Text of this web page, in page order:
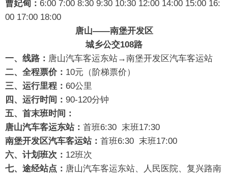
曹妃甸： 6:00 7:00 8:30 9:30 10:30 12:00 14:00 15:00 16:
00 17:00 18:00
唐山——南堡开发区
城乡公交108路
一、线路： 唐山汽车客运东站→南堡开发区汽车客运站
二、全程票价： 10元（阶梯票价）
三、运行里程： 60公里
四、运行时间： 90-120分钟
五、首末班时间：
唐山汽车客运东站： 首班6:30 末班17:30
南堡开发区汽车客运站： 首班6:30 末班17:00
六、计划班次： 12班次
七、途经站点： 唐山汽车客运东站、人民医院、复兴路南